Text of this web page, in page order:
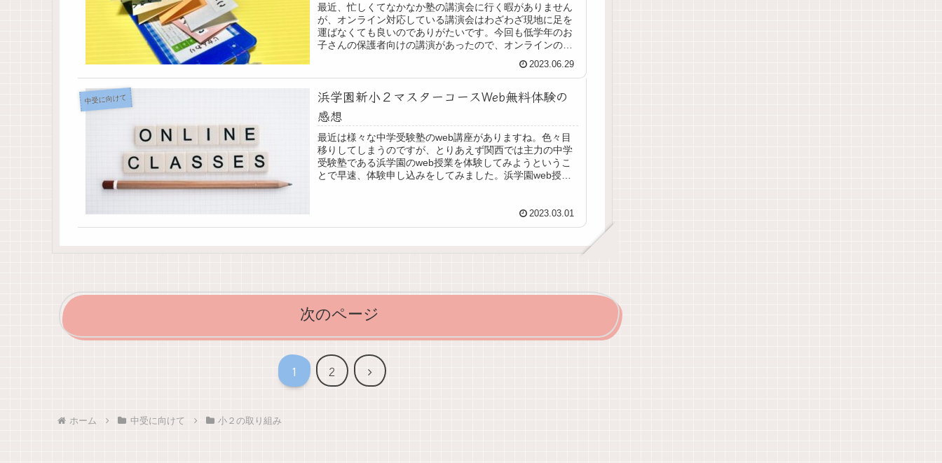
最近、忙しくてなかなか塾の講演会に行く暇がありません
が、オンライン対応している講演会はわざわざ現地に足を
運ばなくても良いのでありがたいです。今回も低学年のお
子さんの保護者向けの講演があったので、オンラインの方
2023.06.29
中受に向けて
浜学園新小２マスターコースWeb無料体験の
感想
最近は様々な中学受験塾のweb講座がありますね。色々目
移りしてしまうのですが、とりあえず関西では主力の中学
受験塾である浜学園のweb授業を体験してみようというこ
とで早速、体験申し込みをしてみました。浜学園web授業
2023.03.01
次のページ
1 2
次
ホーム 中受に向けて 小２の取り組み